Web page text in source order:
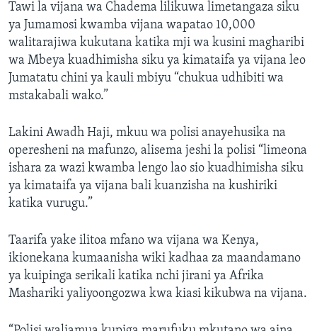
Tawi la vijana wa Chadema lilikuwa limetangaza siku
ya Jumamosi kwamba vijana wapatao 10,000
walitarajiwa kukutana katika mji wa kusini magharibi
wa Mbeya kuadhimisha siku ya kimataifa ya vijana leo
Jumatatu chini ya kauli mbiyu “chukua udhibiti wa
mstakabali wako.”
Lakini Awadh Haji, mkuu wa polisi anayehusika na
operesheni na mafunzo, alisema jeshi la polisi “limeona
ishara za wazi kwamba lengo lao sio kuadhimisha siku
ya kimataifa ya vijana bali kuanzisha na kushiriki
katika vurugu.”
Taarifa yake ilitoa mfano wa vijana wa Kenya,
ikionekana kumaanisha wiki kadhaa za maandamano
ya kuipinga serikali katika nchi jirani ya Afrika
Mashariki yaliyoongozwa kwa kiasi kikubwa na vijana.